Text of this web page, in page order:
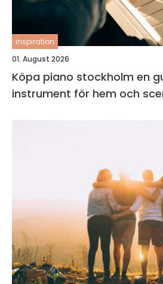
inspiration
01. August 2026
Köpa piano stockholm en guide till rätt
instrument för hem och